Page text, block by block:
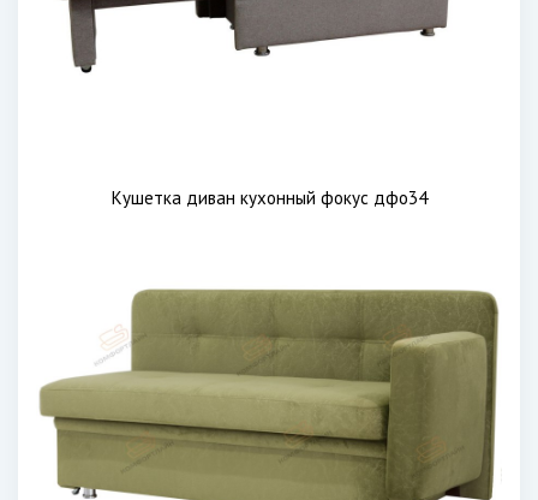
Кушетка диван кухонный фокус дфо34